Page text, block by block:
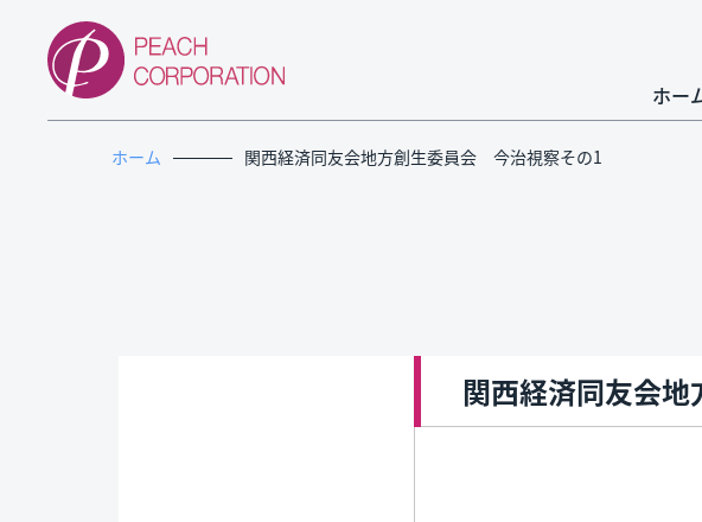
ホー
ホーム 関西経済同友会地方創生委員会 今治視察その1
関西経済同友会